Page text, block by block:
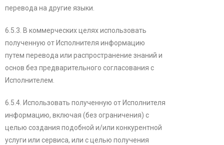
перевода на другие языки.
6.5.3. В коммерческих целях использовать
полученную от Исполнителя информацию
путем перевода или распространение знаний и
основ без предварительного согласования с
Исполнителем.
6.5.4. Использовать полученную от Исполнителя
информацию, включая (без ограничения) с
целью создания подобной и/или конкурентной
услуги или сервиса, или с целью получения